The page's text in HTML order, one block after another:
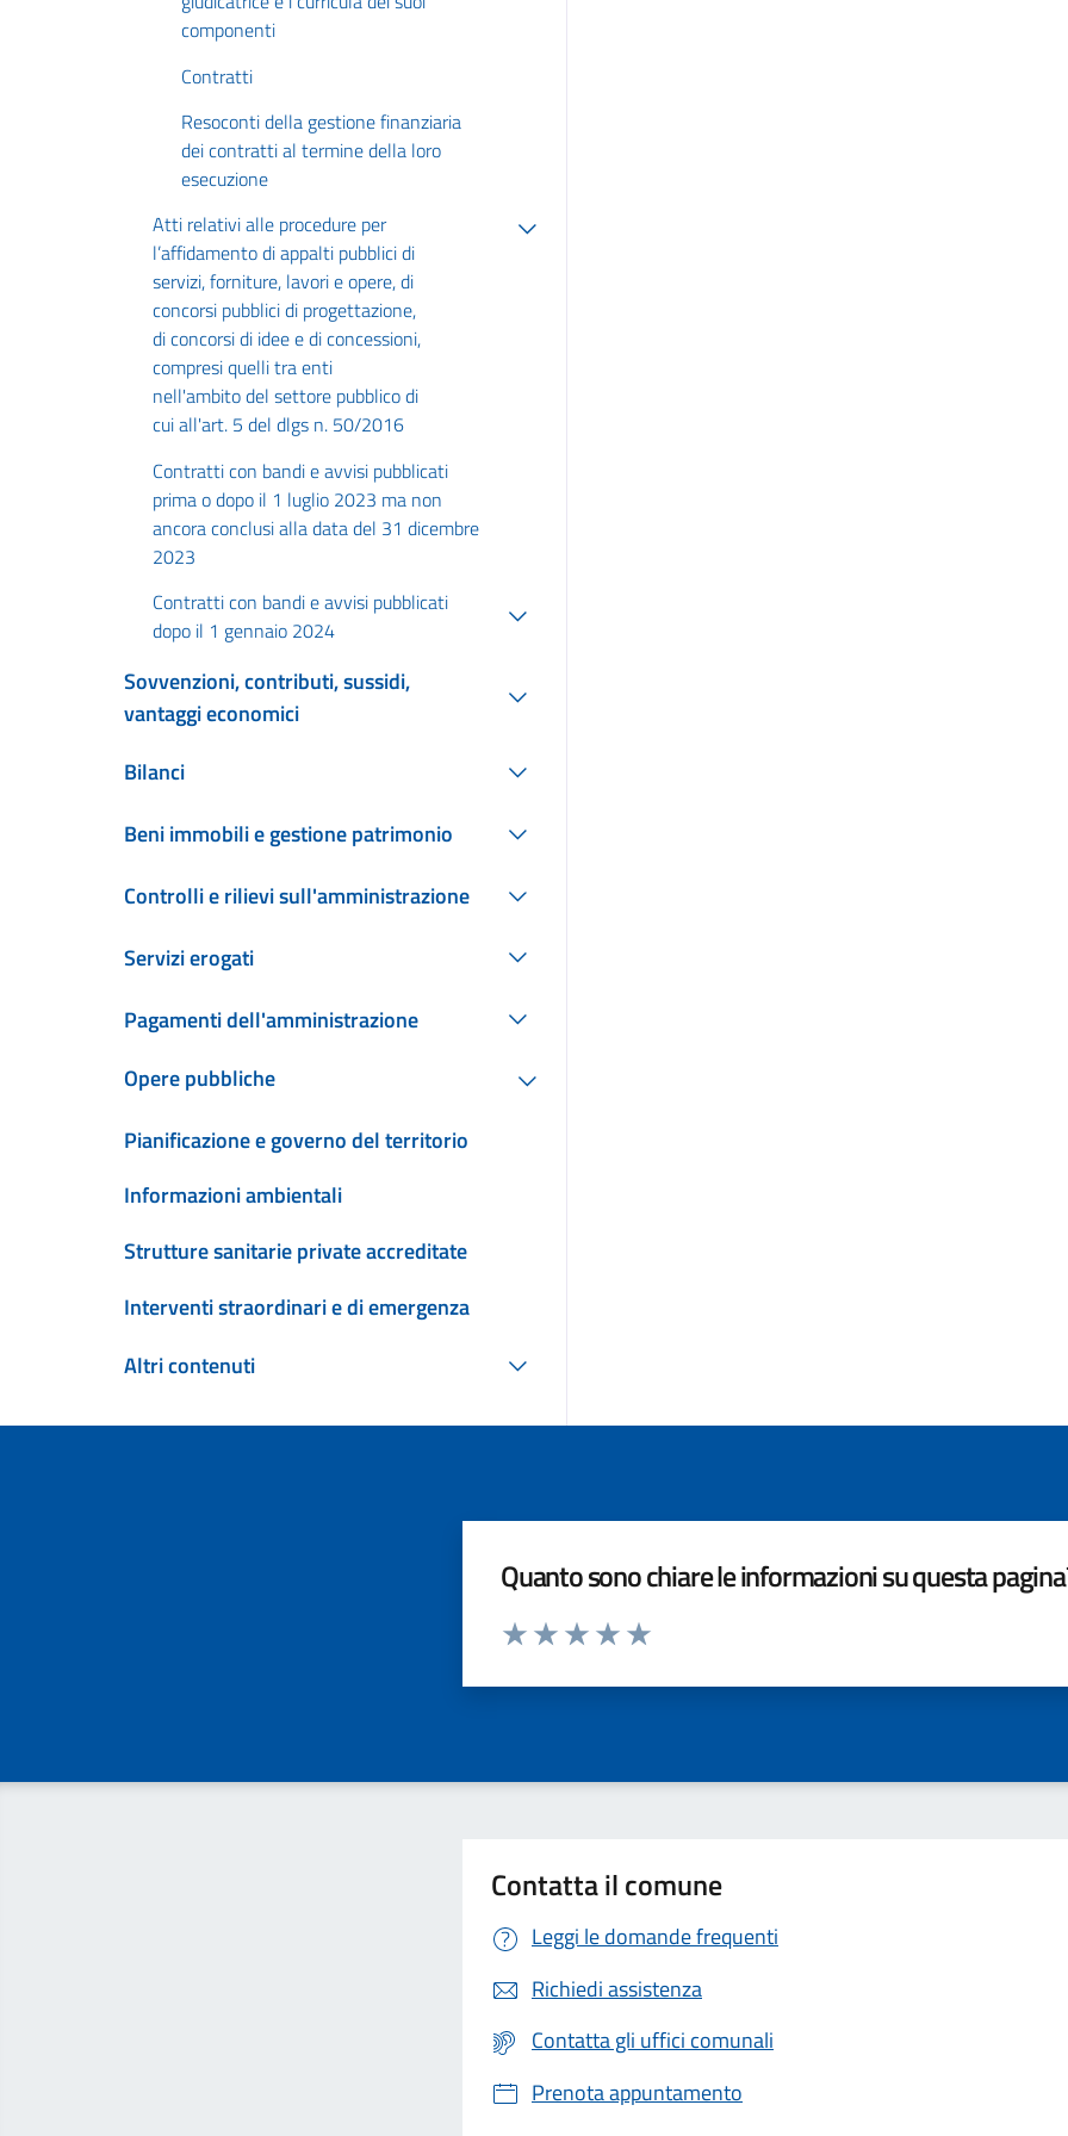
componenti
Contratti
Resoconti della gestione finanziaria
dei contratti al termine della loro
esecuzione
Atti relativi alle procedure per
l’affidamento di appalti pubblici di
servizi, forniture, lavori e opere, di
concorsi pubblici di progettazione,
di concorsi di idee e di concessioni,
compresi quelli tra enti
nell'ambito del settore pubblico di
cui all'art. 5 del dlgs n. 50/2016
Contratti con bandi e avvisi pubblicati
prima o dopo il 1 luglio 2023 ma non
ancora conclusi alla data del 31 dicembre
2023
Contratti con bandi e avvisi pubblicati
dopo il 1 gennaio 2024
Sovvenzioni, contributi, sussidi,
vantaggi economici
Bilanci
Beni immobili e gestione patrimonio
Controlli e rilievi sull'amministrazione
Servizi erogati
Pagamenti dell'amministrazione
Opere pubbliche
Pianificazione e governo del territorio
Informazioni ambientali
Strutture sanitarie private accreditate
Interventi straordinari e di emergenza
Altri contenuti
Quanto sono chiare le informazioni su questa
Valuta da 1 a 5 stelle la pagina
Contatta il comune
Leggi le domande frequenti
Richiedi assistenza
Contatta gli uffici comunali
Prenota appuntamento